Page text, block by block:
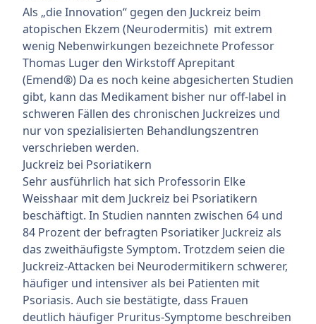
Als „die Innovation“ gegen den Juckreiz beim
atopischen Ekzem (Neurodermitis) mit extrem
wenig Nebenwirkungen bezeichnete Professor
Thomas Luger den Wirkstoff Aprepitant
(Emend®) Da es noch keine abgesicherten Studien
gibt, kann das Medikament bisher nur off-label in
schweren Fällen des chronischen Juckreizes und
nur von spezialisierten Behandlungszentren
verschrieben werden.
Juckreiz bei Psoriatikern
Sehr ausführlich hat sich Professorin Elke
Weisshaar mit dem Juckreiz bei Psoriatikern
beschäftigt. In Studien nannten zwischen 64 und
84 Prozent der befragten Psoriatiker Juckreiz als
das zweithäufigste Symptom. Trotzdem seien die
Juckreiz-Attacken bei Neurodermitikern schwerer,
häufiger und intensiver als bei Patienten mit
Psoriasis. Auch sie bestätigte, dass Frauen
deutlich häufiger Pruritus-Symptome beschreiben